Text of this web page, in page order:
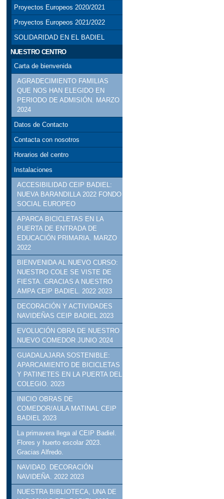
Proyectos Europeos 2020/2021
Proyectos Europeos 2021/2022
SOLIDARIDAD EN EL BADIEL
NUESTRO CENTRO
Carta de bienvenida
AGRADECIMIENTO FAMILIAS
QUE NOS HAN ELEGIDO EN
PERIODO DE ADMISIÓN. MARZO
2024
Datos de Contacto
Contacta con nosotros
Horarios del centro
Instalaciones
ACCESIBILIDAD CEIP BADIEL:
NUEVA BARANDILLA 2022 FONDO
SOCIAL EUROPEO
APARCA BICICLETAS EN LA
PUERTA DE ENTRADA DE
EDUCACIÓN PRIMARIA. MARZO
2022
BIENVENIDA AL NUEVO CURSO:
NUESTRO COLE SE VISTE DE
FIESTA. GRACIAS A NUESTRO
AMPA CEIP BADIEL. 2022 2023
DECORACIÓN Y ACTIVIDADES
NAVIDEÑAS CEIP BADIEL 2023
EVOLUCIÓN OBRA DE NUESTRO
NUEVO COMEDOR JUNIO 2024
GUADALAJARA SOSTENIBLE:
APARCAMIENTO DE BICICLETAS
Y PATINETES EN LA PUERTA DEL
COLEGIO. 2023
INICIO OBRAS DE
COMEDOR/AULA MATINAL CEIP
BADIEL 2023
La primavera llega al CEIP Badiel.
Flores y huerto escolar 2023.
Gracias Alfredo.
NAVIDAD. DECORACIÓN
NAVIDEÑA. 2022 2023
NUESTRA BIBLIOTECA, UNA DE